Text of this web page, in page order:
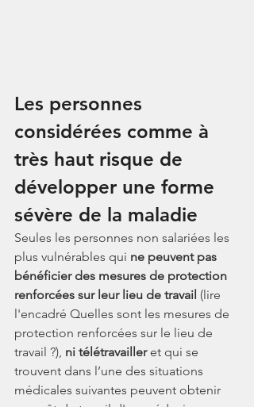
Les personnes
considérées comme à
très haut risque de
développer une forme
sévère de la maladie
Seules les personnes non salariées les
plus vulnérables qui ne peuvent pas
bénéficier des mesures de protection
renforcées sur leur lieu de travail (lire
l'encadré Quelles sont les mesures de
protection renforcées sur le lieu de
travail ?), ni télétravailler et qui se
trouvent dans l’une des situations
médicales suivantes peuvent obtenir